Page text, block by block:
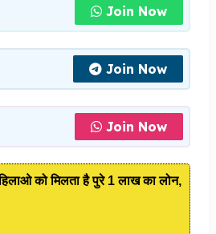
Join Now
Join Now
Join Now
को मिलता है पुरे 1 लाख का लोन,